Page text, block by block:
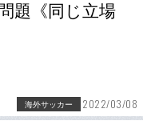
題《同じ立場
海外サッカー 2022/03/08